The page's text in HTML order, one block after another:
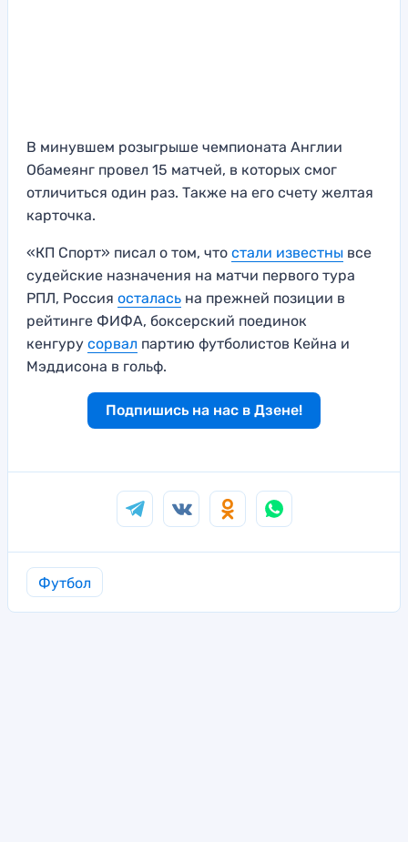
В минувшем розыгрыше чемпионата Англии
Обамеянг провел 15 матчей, в которых смог
отличиться один раз. Также на его счету желтая
карточка.
«КП Спорт» писал о том, что стали известны все
судейские назначения на матчи первого тура
РПЛ, Россия осталась на прежней позиции в
рейтинге ФИФА, боксерский поединок
кенгуру сорвал партию футболистов Кейна и
Мэддисона в гольф.
Подпишись на нас в Дзене!
Футбол